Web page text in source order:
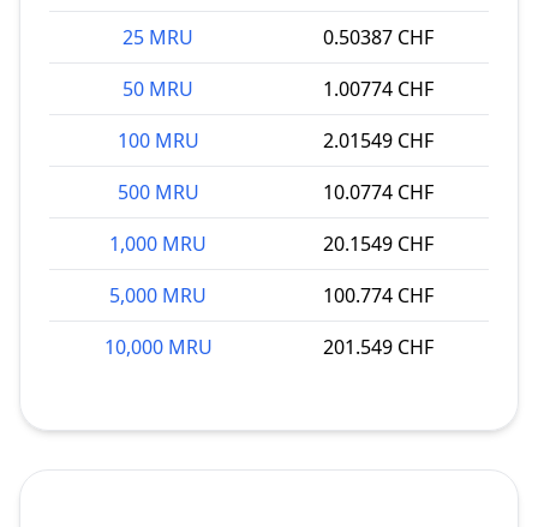
25 MRU
0.50387 CHF
50 MRU
1.00774 CHF
100 MRU
2.01549 CHF
500 MRU
10.0774 CHF
1,000 MRU
20.1549 CHF
5,000 MRU
100.774 CHF
10,000 MRU
201.549 CHF